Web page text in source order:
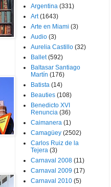
Argentina (331)
Art (1643)
Arte en Miami (3)
Audio (3)
Aurelia Castillo (32)
Ballet (592)
Baltasar Santiago
Martín (176)
Batista (14)
Beauties (108)
Benedicto XVI
Renuncia (36)
Caimanera (1)
Camagüey (2502)
Carlos Ruiz de la
Tejera (3)
Carnaval 2008 (11)
Carnaval 2009 (17)
Carnaval 2010 (5)